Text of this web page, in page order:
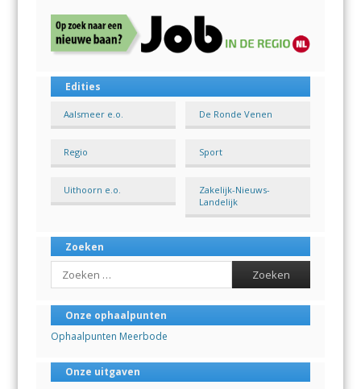
Edities
Aalsmeer e.o. De Ronde Venen
Regio Sport
Uithoorn e.o.
Zakelijk-Nieuws-
Landelijk
Zoeken
Search
Onze ophaalpunten
Ophaalpunten Meerbode
Onze uitgaven